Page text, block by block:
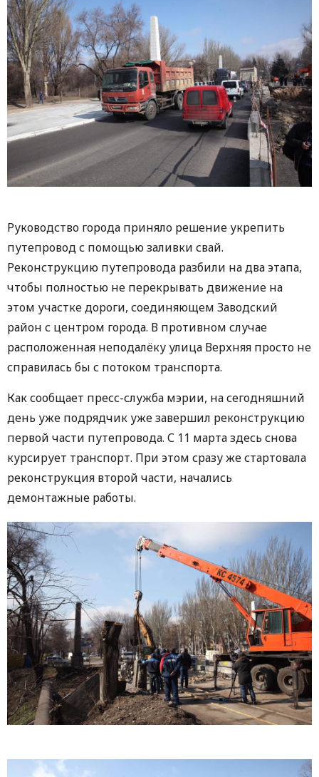
Руководство города приняло решение укрепить
путепровод с помощью заливки свай.
Реконструкцию путепровода разбили на два этапа,
чтобы полностью не перекрывать движение на
этом участке дороги, соединяющем Заводский
район с центром города. В противном случае
расположенная неподалёку улица Верхняя просто не
справилась бы с потоком транспорта.
Как сообщает пресс-служба мэрии, на сегодняшний
день уже подрядчик уже завершил реконструкцию
первой части путепровода. С 11 марта здесь снова
курсирует транспорт. При этом сразу же стартовала
реконструкция второй части, начались
демонтажные работы.